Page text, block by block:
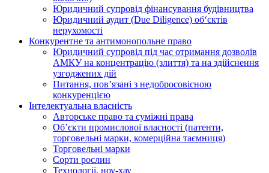
Юридичний супровід фінансування будівництва
Юридичний аудит (Due Diligence) об‘єктів
нерухомості
Конкурентне та антимонопольне право
Юридичний супровід під час отримання дозволів
АМКУ на концентрацію (злиття) та на здійснення
узгоджених дій
Питання, пов’язані з недобросовісною
конкуренцією
Інтелектуальна власність
Авторське право та суміжні права
Oб’єкти промислової власності (патенти,
торговельні марки, комерційна таємниця)
Торговельні марки
Сорти рослин
Технології, ноу-хау